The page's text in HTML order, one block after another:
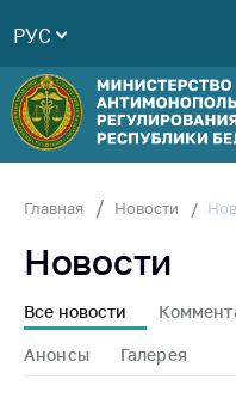
Руководство
Структура
Министерства
деятельность
РУС
Главная Новости
Новости
Все новости
Анонсы Галерея